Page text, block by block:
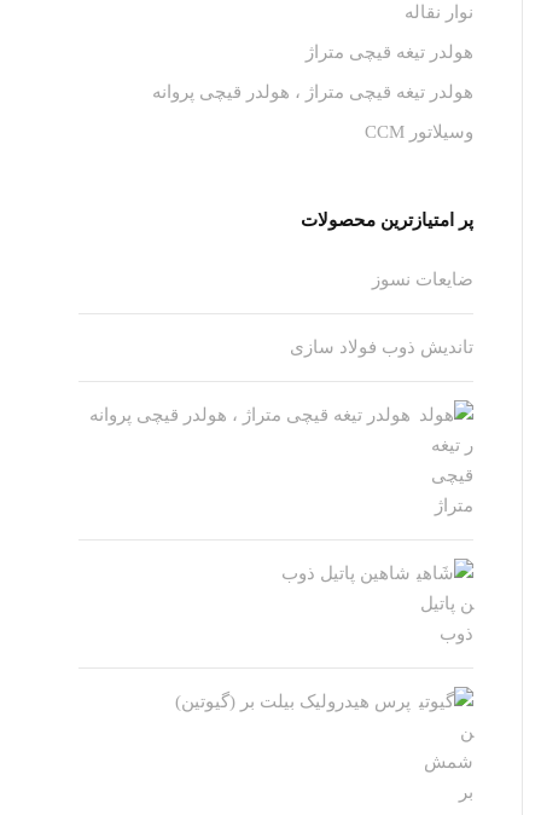
نوار نقاله
هولدر تیغه قیچی متراژ
هولدر تیغه قیچی متراژ ، هولدر قیچی پروانه
وسیلاتور CCM
پر امتیازترین محصولات
ضایعات نسوز
تاندیش ذوب فولاد سازی
هولدر تیغه قیچی متراژ ، هولدر قیچی پروانه
شاهین پاتیل ذوب
پرس هیدرولیک بیلت بر (گیوتین)